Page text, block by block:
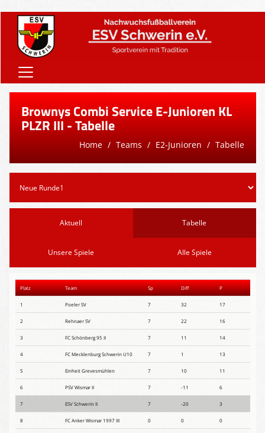
Home
Onlineshop
Verein
Presse-Archiv
Anmeldung
Brownys Combi Service E-Junioren KL
PLZR III - Tabelle
Home Teams E2-Junioren Tabelle
Aktuell Tabelle
Unsere Spiele Alle Spiele
Platz Team Sp Diff P
1 Poeler SV 7 32 17
2 Rehnaer SV 7 22 16
3 FC Schönberg 95 II 7 11 14
4 FC Mecklenburg Schwerin U10 7 1 13
5 Einheit Grevesmühlen 7 10 11
6 PSV Wismar II 7 -11 6
7 ESV Schwerin II 7 -20 3
8 FC Anker Wismar 1997 III 0 0 0